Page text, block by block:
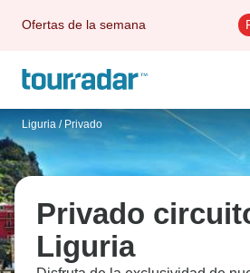
Ofertas de la semana
Liguria / Privado
Privado
Liguria